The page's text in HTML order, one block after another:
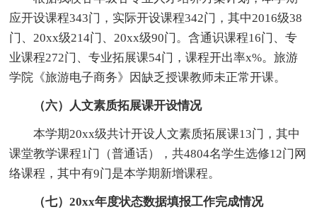
应开设课程343门，实际开设课程342门，其中2016级38
门、20xx级214门、20xx级90门。含通识课程16门、专
业课程272门、专业拓展课54门，课程开出率x%。旅游
学院《旅游电子商务》因缺乏授课教师未正常开课。
（六）人文素质拓展课开设情况
本学期20xx级共计开设人文素质拓展课13门，其中
课堂教学课程1门（普通话），共4804名学生选修12门网
络课程，其中有9门是本学期新增课程。
（七）20xx年度状态数据填报工作完成情况